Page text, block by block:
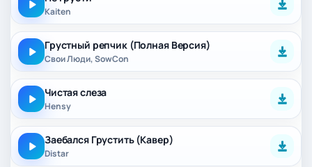
Kaiten
Грустный репчик (Полная Версия)
Свои Люди, SowCon
Чистая слеза
Hensy
Заебался Грустить (Кавер)
Distar